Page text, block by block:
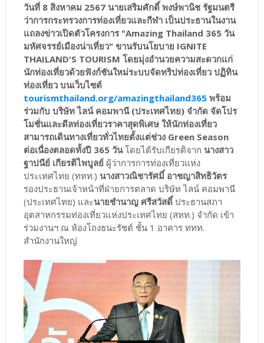
วันที่ 8 สิงหาคม 2567 นายเสริมศักดิ์ พงษ์พานิช รัฐมนตรี
ว่าการกระทรวงการท่องเที่ยวและกีฬา เป็นประธานในงาน
แถลงข่าวเปิดตัวโครงการ "Amazing Thailand 365 วัน
มหัศจรรย์เมืองน่าเที่ยว" ขานรับนโยบาย IGNITE
THAILAND'S TOURISM โดยมุ่งอำนวยความสะดวกแก่
นักท่องเที่ยวด้วยฟังก์ชันใหม่ระบบจัดทริปท่องเที่ยว ปฏิทิน
ท่องเที่ยว บนเว็บไซต์
tourismthailand.org/amazingthailand365พร้อม
ร่วมกับ บริษัท ไลน์ คอมพานี (ประเทศไทย) จำกัด จัดโปร
โมชั่นและดีลท่องเที่ยวราคาสุดพิเศษ ให้นักท่องเที่ยว
สามารถเดินทางเที่ยวทั่วไทยตั้งแต่ช่วง Green Season
ต่อเนื่องตลอดทั้งปี 365 วันโดยได้รับเกียรติจาก นางสาว
ฐาปนีย์ เกียรติไพบูลย์ผู้ว่าการการท่องเที่ยวแห่ง
ประเทศไทย (ททท.) นางสาวณิชารัศมิ์ อาชญาสิทธิวัตร
รองประธานเจ้าหน้าที่ฝ่ายการตลาด บริษัท ไลน์ คอมพานี
(ประเทศไทย) และนายชำนาญ ศรีสวัสดิ์ประธานสภา
อุตสาหกรรมท่องเที่ยวแห่งประเทศไทย (สทท.) จำกัด เข้า
ร่วมงานฯ ณ ห้องโถงธนะรัชต์ ชั้น 1 อาคาร ททท.
สำนักงานใหญ่